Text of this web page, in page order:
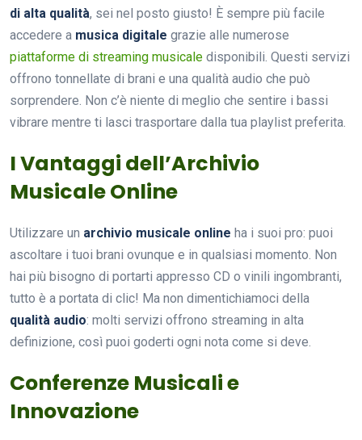
di alta qualità, sei nel posto giusto! È sempre più facile
accedere a musica digitale grazie alle numerose
piattaforme di streaming musicale disponibili. Questi servizi
offrono tonnellate di brani e una qualità audio che può
sorprendere. Non c’è niente di meglio che sentire i bassi
vibrare mentre ti lasci trasportare dalla tua playlist preferita.
I Vantaggi dell’Archivio
Musicale Online
Utilizzare un archivio musicale online ha i suoi pro: puoi
ascoltare i tuoi brani ovunque e in qualsiasi momento. Non
hai più bisogno di portarti appresso CD o vinili ingombranti,
tutto è a portata di clic! Ma non dimentichiamoci della
qualità audio: molti servizi offrono streaming in alta
definizione, così puoi goderti ogni nota come si deve.
Conferenze Musicali e
Innovazione